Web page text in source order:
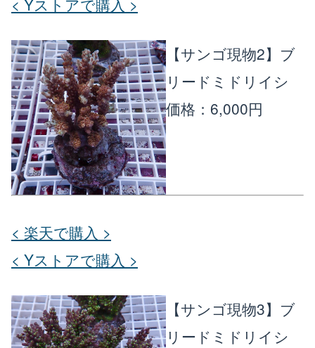
【サンゴ現物2】ブ
リードミドリイシ
価格：6,000円
< 楽天で購入 >
< Yストアで購入 >
【サンゴ現物3】ブ
リードミドリイシ